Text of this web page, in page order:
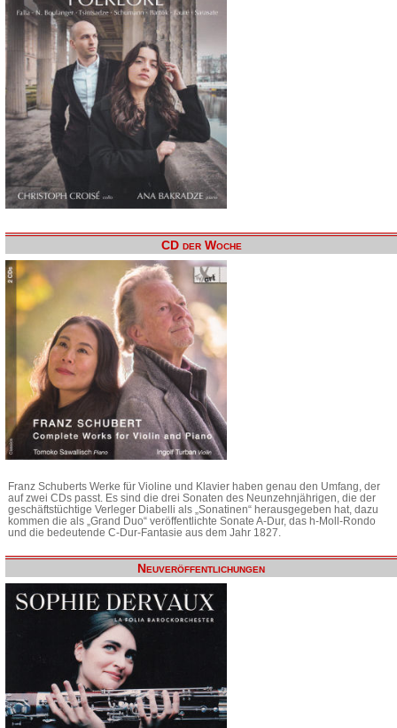
CD der Woche
Franz Schuberts Werke für Violine und Klavier haben genau den Umfang, der
auf zwei CDs passt. Es sind die drei Sonaten des Neunzehnjährigen, die der
geschäftstüchtige Verleger Diabelli als „Sonatinen“ herausgegeben hat, dazu
kommen die als „Grand Duo“ veröffentlichte Sonate A-Dur, das h-Moll-Rondo
und die bedeutende C-Dur-Fantasie aus dem Jahr 1827.
Neuveröffentlichungen